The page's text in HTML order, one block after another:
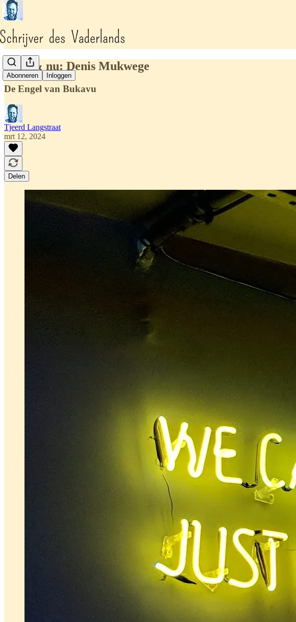
Abonneren Inloggen
Toen & nu: Denis Mukwege
De Engel van Bukavu
Tjeerd Langstraat
mrt 12, 2024
Delen